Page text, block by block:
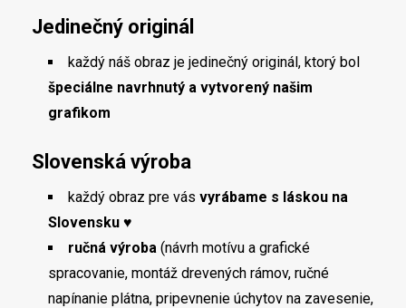
Jedinečný originál
každý náš obraz je jedinečný originál, ktorý bol
špeciálne navrhnutý a vytvorený našim
grafikom
Slovenská výroba
každý obraz pre vás vyrábame s láskou na
Slovensku ♥
ručná výroba (návrh motívu a grafické
spracovanie, montáž drevených rámov, ručné
napínanie plátna, pripevnenie úchytov na zavesenie,